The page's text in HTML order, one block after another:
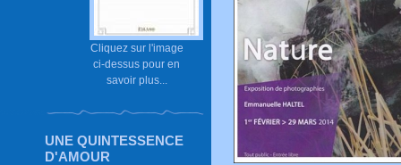
Cliquez sur l'image
ci-dessus pour en
savoir plus...
UNE QUINTESSENCE
D'AMOUR